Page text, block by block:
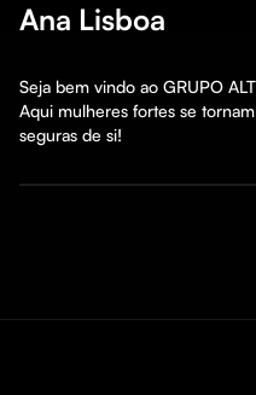
Ana Lisboa
Seja bem vindo ao GRUPO
Aqui mulheres fortes se
seguras de si!